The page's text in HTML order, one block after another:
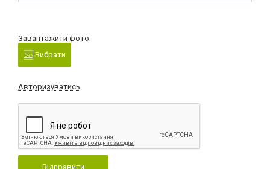
Завантажити фото:
Вибрати
Авторизуватись
Відправити